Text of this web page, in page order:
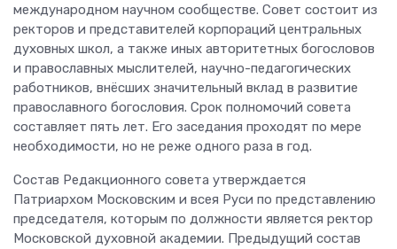
международном научном сообществе. Совет состоит из
ректоров и представителей корпораций центральных
духовных школ, а также иных авторитетных богословов
и православных мыслителей, научно-педагогических
работников, внёсших значительный вклад в развитие
православного богословия. Срок полномочий совета
составляет пять лет. Его заседания проходят по мере
необходимости, но не реже одного раза в год.
Состав Редакционного совета утверждается
Патриархом Московским и всея Руси по представлению
председателя, которым по должности является ректор
Московской духовной академии. Предыдущий состав